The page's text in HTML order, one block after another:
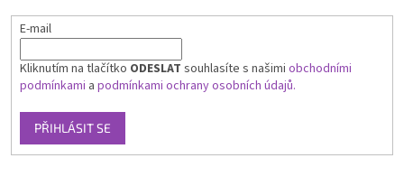
E-mail
Kliknutím na tlačítko ODESLAT souhlasíte s našimi obchodními
podmínkami a podmínkami ochrany osobních údajů.
PŘIHLÁSIT SE